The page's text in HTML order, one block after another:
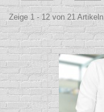
Zeige 1 - 12 von 21 Artikeln